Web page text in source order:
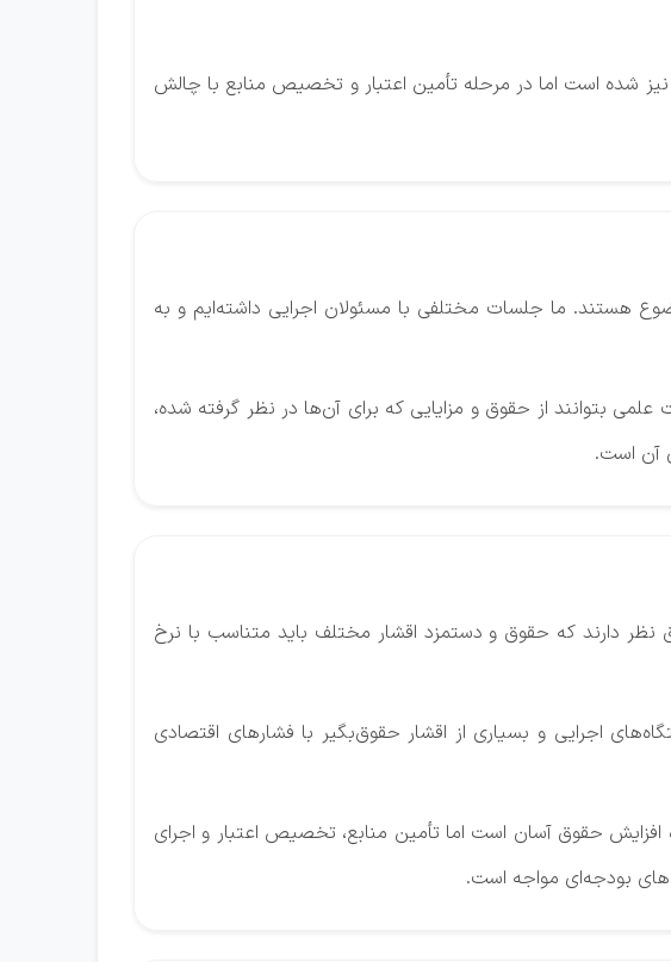
شده است اما در مرحله تأمین اعتبار و تخصیص منابع با چالش
هستند. ما جلسات مختلفی با مسئولان اجرایی داشته‌ایم و به
بتوانند از حقوق و مزایایی که برای آن‌ها در نظر گرفته شده،
آن است.
دارند که حقوق و دستمزد اقشار مختلف باید متناسب با نرخ
اجرایی و بسیاری از اقشار حقوق‌بگیر با فشارهای اقتصادی
حقوق آسان است اما تأمین منابع، تخصیص اعتبار و اجرای
بودجه‌ای مواجه است.